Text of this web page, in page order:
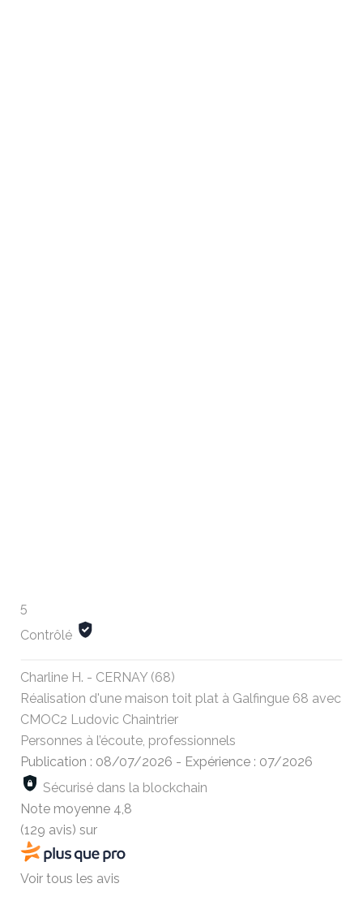
5
Contrôlé
Charline H. - CERNAY (68)
Réalisation d'une maison toit plat à Galfingue 68 avec
CMOC2 Ludovic Chaintrier
Personnes à l’écoute, professionnels
Publication : 08/07/2026 - Expérience : 07/2026
Sécurisé dans la blockchain
Note moyenne 4,8
(129 avis) sur
Voir tous les avis